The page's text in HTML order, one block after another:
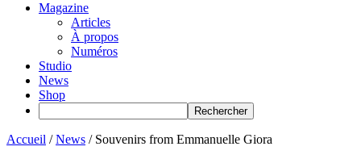
Magazine
Articles
À propos
Numéros
Studio
News
Shop
Accueil /News / Souvenirs from Emmanuelle Giora